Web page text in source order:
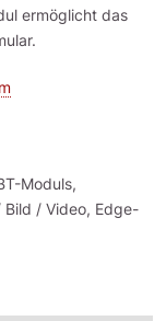
ermöglicht das
Moduls,
/ Video, Edge-